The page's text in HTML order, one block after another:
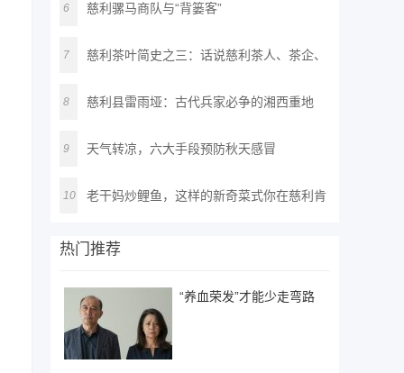
6 慈利骡马商队与“背篓客”
7 慈利茶叶简史之三：话说慈利茶人、茶企、
8 慈利县雷雨垭：古代兵家必争的湘西重地
9 天气转凉，六大手段预防秋天感冒
10 老干妈炒鲤鱼，这样的新奇菜式你在慈利肯
热门推荐
“养血荣发”才能少走弯路